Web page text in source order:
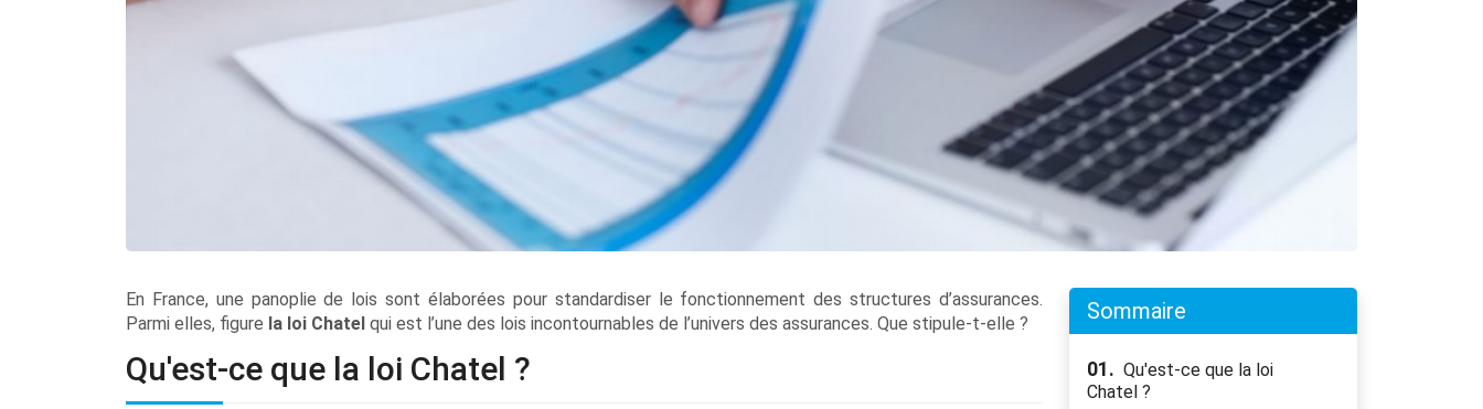
En France, une panoplie de lois sont élaborées pour standardiser le fonctionnement des structures d’assurances.
Parmi elles, figure la loi Chatel qui est l’une des lois incontournables de l’univers des assurances. Que stipule-t-elle ?
Qu'est-ce que la loi Chatel ?
Sommaire
01. Qu'est-ce que la loi
Chatel ?